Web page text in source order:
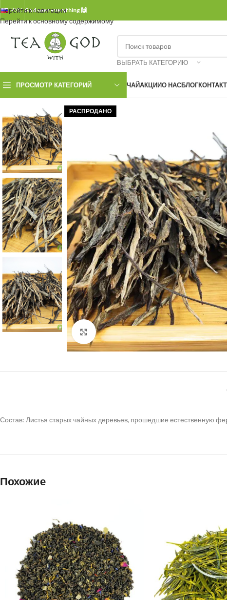
Перейти к навигации
Перейти к основному содержимому
РУС.God sees everything 🙌
ВЫБРАТЬ КАТЕГОРИЮ
ПРОСМОТР КАТЕГОРИЙ ЧАЙАКЦИИО НАСБЛОГ
РАСПРОДАНО
Нажмите, чтобы увеличить
Состав: Листья старых чайных деревьев, прошедшие естественную
Похожие